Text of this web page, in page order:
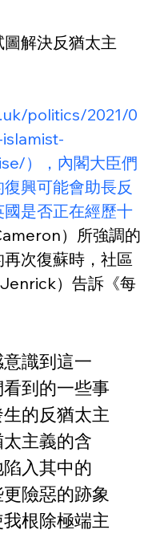
解決反猶太主
politics/2021/0
），內閣大臣們
興可能會助長反
是否正在經歷十
）所強調的
次復蘇時，社區
）告訴《每
意識到這一
到的一些事
的反猶太主
主義的含
入其中的
險惡的跡象
根除極端主